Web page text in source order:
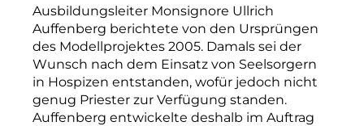
Ausbildungsleiter Monsi­gnore Ullrich
Auffenberg berichtete von den Ursprüngen
des Modellprojektes 2005. Damals sei der
Wunsch nach dem Einsatz von Seelsorgern
in Hospizen entstanden, wofür jedoch nicht
genug Priester zur Verfügung standen.
Auffenberg entwickelte deshalb im Auftrag